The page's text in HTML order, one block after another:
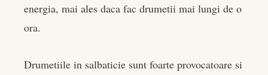
energia, mai ales daca fac drumetii mai lungi de o
ora.
Drumetiile in salbaticie sunt foarte provocatoare si